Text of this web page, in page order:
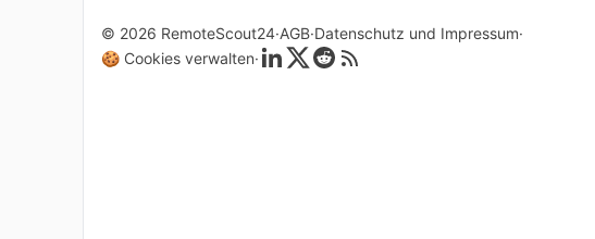
© 2026 RemoteScout24 AGB Datenschutz und Impressum
🍪 Cookies verwalten